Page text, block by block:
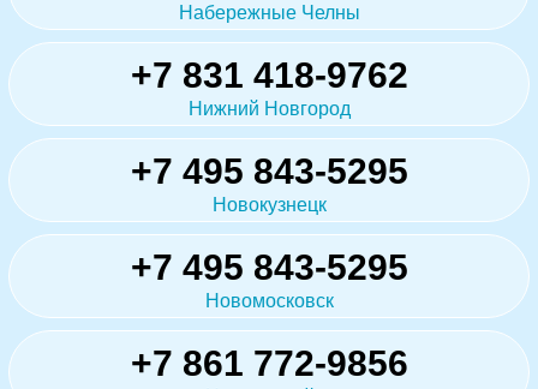
Набережные Челны
+7 831 418-9762
Нижний Новгород
+7 495 843-5295
Новокузнецк
+7 495 843-5295
Новомосковск
+7 861 772-9856